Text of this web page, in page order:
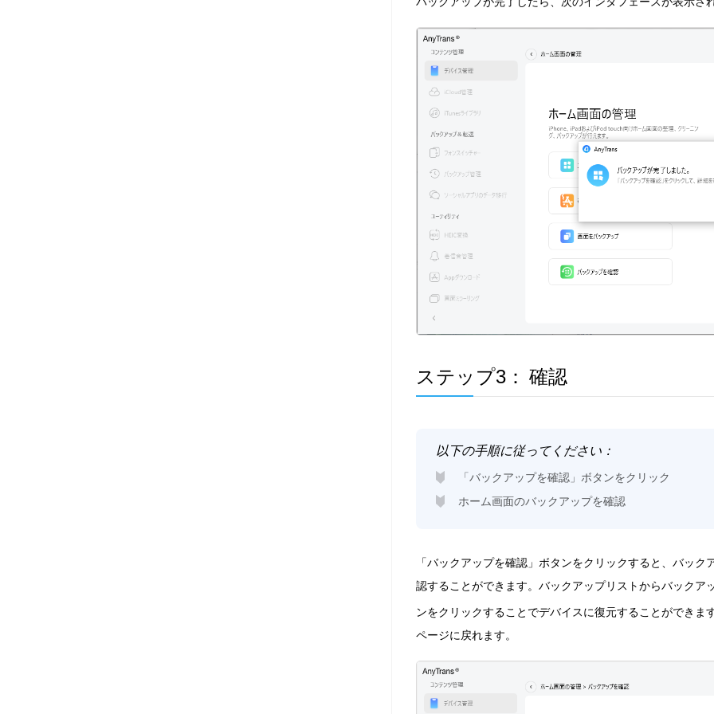
ステップ3： 確認
以下の手順に従ってください：
「バックアップを確認」ボタンをクリック
ホーム画面のバックアップを確認
「バックアップを確認」ボタンをクリックすると、バッ
認することができます。バックアップリストからバックア
ンをクリックすることでデバイスに復元することができま
ページに戻れます。